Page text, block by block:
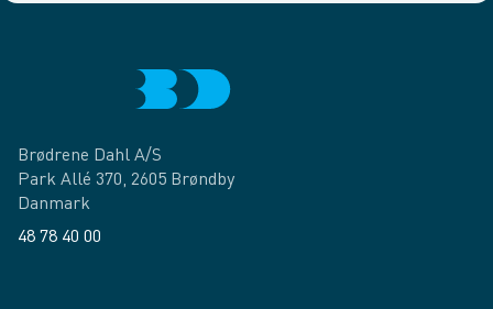
Brødrene Dahl A/S
Park Allé 370, 2605 Brøndby
Danmark
48 78 40 00